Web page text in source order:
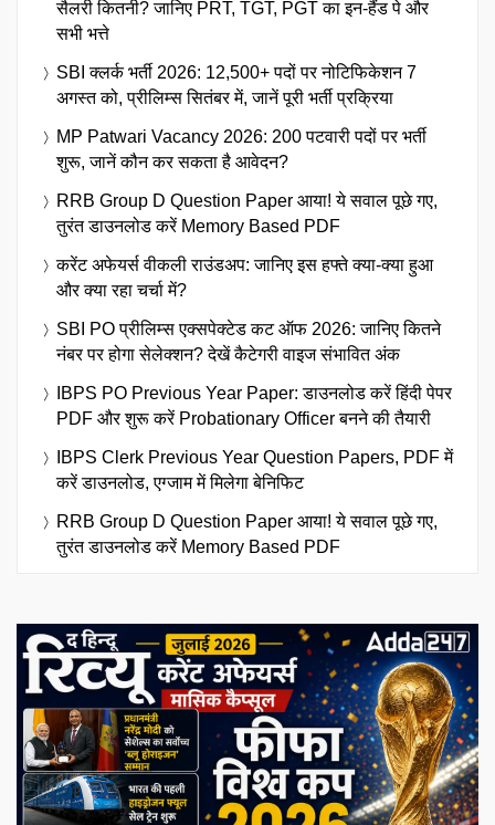
सैलरी कितनी? जानिए PRT, TGT, PGT का इन-हैंड पे और
सभी भत्ते
SBI क्लर्क भर्ती 2026: 12,500+ पदों पर नोटिफिकेशन 7
अगस्त को, प्रीलिम्स सितंबर में, जानें पूरी भर्ती प्रक्रिया
MP Patwari Vacancy 2026: 200 पटवारी पदों पर भर्ती
शुरू, जानें कौन कर सकता है आवेदन?
RRB Group D Question Paper आया! ये सवाल पूछे गए,
तुरंत डाउनलोड करें Memory Based PDF
करेंट अफेयर्स वीकली राउंडअप: जानिए इस हफ्ते क्या-क्या हुआ
और क्या रहा चर्चा में?
SBI PO प्रीलिम्स एक्सपेक्टेड कट ऑफ 2026: जानिए कितने
नंबर पर होगा सेलेक्शन? देखें कैटेगरी वाइज संभावित अंक
IBPS PO Previous Year Paper: डाउनलोड करें हिंदी पेपर
PDF और शुरू करें Probationary Officer बनने की तैयारी
IBPS Clerk Previous Year Question Papers, PDF में
करें डाउनलोड, एग्जाम में मिलेगा बेनिफिट
RRB Group D Question Paper आया! ये सवाल पूछे गए,
तुरंत डाउनलोड करें Memory Based PDF